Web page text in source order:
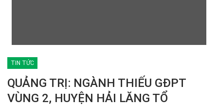
TIN TỨC
QUẢNG TRỊ: NGÀNH THIẾU GĐPT
VÙNG 2, HUYỆN HẢI LĂNG TỔ